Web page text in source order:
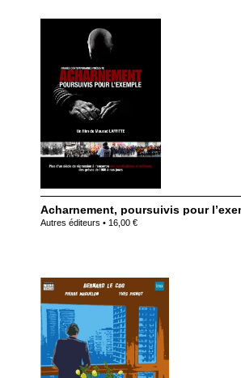
Acharnement, poursuivis pour
Autres éditeurs • 16,00 €